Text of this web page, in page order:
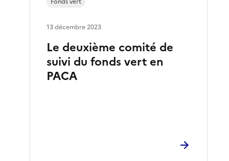
Le deuxième comité de
suivi du fonds vert en
PACA
13 décembre 2023